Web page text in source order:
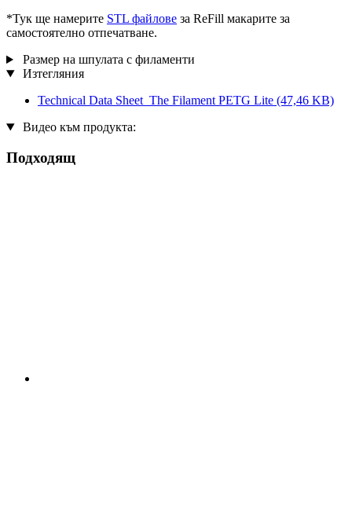
*Тук ще намерите STL файлове за ReFill макарите за
самостоятелно отпечатване.
Размер на шпулата с филаменти
Изтегляния
Technical Data Sheet_The Filament PETG Lite (47,46 KB)
Видео към продукта:
Подходящ